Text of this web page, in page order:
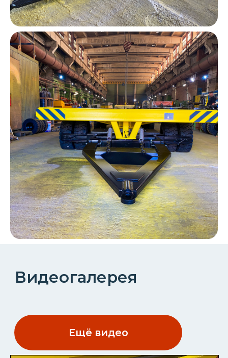
ОТПРАВИТЬ
Я согласен на передачу и обработку
своих персональных данных согласно
Политики конфиденциальности
Больше статей в блоге
Что такое межцеховая
прицепная тележка 25
тонн